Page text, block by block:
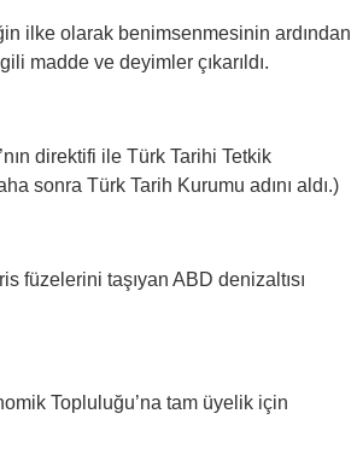
ilke olarak benimsenmesinin ardından
madde ve deyimler çıkarıldı.
direktifi ile Türk Tarihi Tetkik
sonra Türk Tarih Kurumu adını aldı.)
füzelerini taşıyan ABD denizaltısı
Topluluğu’na tam üyelik için